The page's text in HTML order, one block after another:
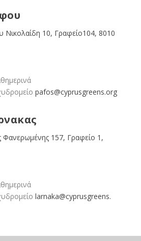
Νικολαίδη 10, Γραφείο104, 8010
pafos@cyprusgreens.org
Φανερωμένης 157, Γραφείο 1,
larnaka@cyprusgreens.